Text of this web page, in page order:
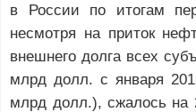
в России по итогам
несмотря на приток
внешнего долга всех
млрд долл. с января
млрд долл.), сжалось на